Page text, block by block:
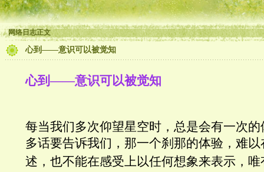
网络日志正文
心到——意识可以被觉知
心到——意识可以被觉知
每当我们多次仰望星空时，总是会有一次
多话要告诉我们 ，那一个刹那的体验，难
述，也不能在感受上以任何想象来表示，